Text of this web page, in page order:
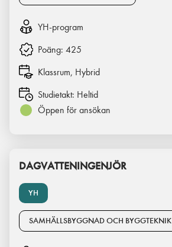
YH-program
Poäng: 425
Klassrum, Hybrid
Studietakt: Heltid
Öppen för ansökan
YH
DAGVATTENINGENJÖR
SAMHÄLLSBYGGNAD OCH BYGGTEKNIK